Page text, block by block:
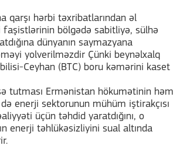
qarşı hərbi təxribatlarından əl
bölgədə sabitliyə, sülhə
dünyanın saymazyana
yolverilməzdir Çünki beynəlxalq
Ceyhan (BTC) boru kəmərini kaset
tutması Ermənistan hökumətinin həm
enerji sektorunun mühüm iştirakçısı
üçün təhdid yaratdığını, o
enerji təhlükəsizliyini sual altında